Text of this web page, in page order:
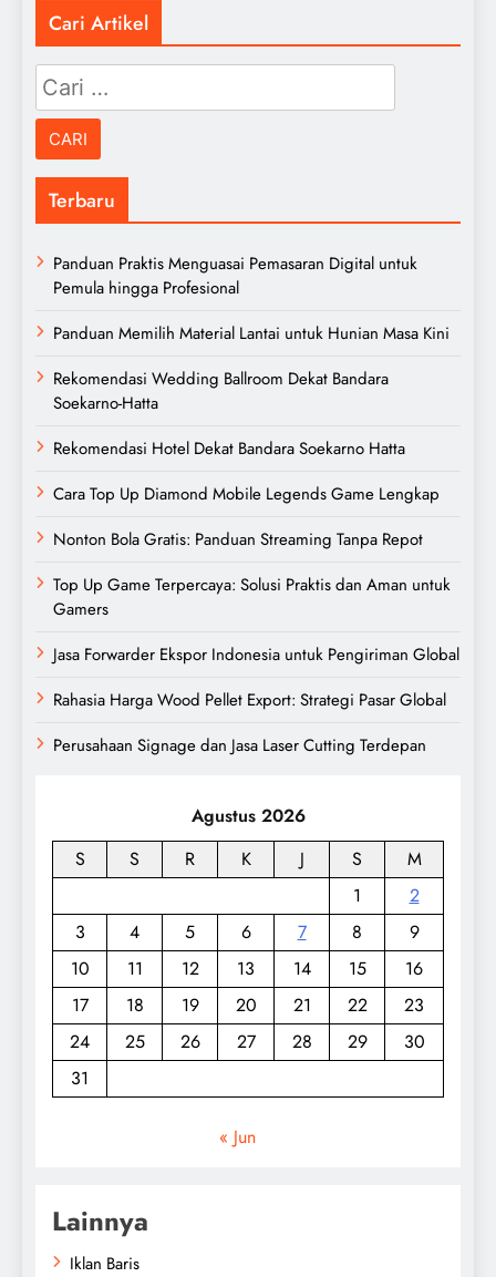
Cari Artikel
Cari
untuk:
Terbaru
Panduan Praktis Menguasai Pemasaran Digital untuk
Pemula hingga Profesional
Panduan Memilih Material Lantai untuk Hunian Masa Kini
Rekomendasi Wedding Ballroom Dekat Bandara
Soekarno-Hatta
Rekomendasi Hotel Dekat Bandara Soekarno Hatta
Cara Top Up Diamond Mobile Legends Game Lengkap
Nonton Bola Gratis: Panduan Streaming Tanpa Repot
Top Up Game Terpercaya: Solusi Praktis dan Aman untuk
Gamers
Jasa Forwarder Ekspor Indonesia untuk Pengiriman Global
Rahasia Harga Wood Pellet Export: Strategi Pasar Global
Perusahaan Signage dan Jasa Laser Cutting Terdepan
Agustus 2026
S
S R K J S
M
1
2
3
4 5 6 7 8
9
10
11 12 13 14 15
16
17
18 19 20 21 22
23
24
25 26 27 28 29
30
31
« Jun
Lainnya
Iklan Baris